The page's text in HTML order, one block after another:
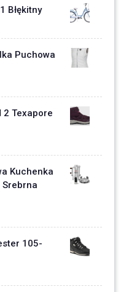
Błękitny
Puchowa
Texapore
Kuchenka
105-